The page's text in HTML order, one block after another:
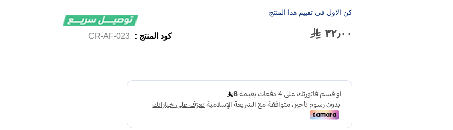
كن الاول في تقييم هذا المنتج
٣٢٫٠٠ كود المنتج : CR-AF-023